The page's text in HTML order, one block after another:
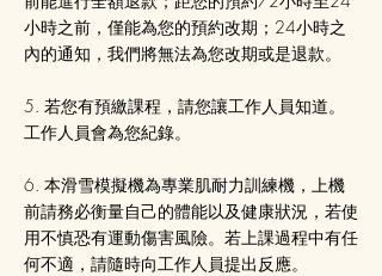
小時之前，僅能為您的預約改期；24小時之
內的通知，我們將無法為您改期或是退款。
5. 若您有預繳課程，請您讓工作人員知道。
工作人員會為您紀錄。
6. 本滑雪模擬機為專業肌耐力訓練機，上機
前請務必衡量自己的體能以及健康狀況，若使
用不慎恐有運動傷害風險。若上課過程中有任
何不適，請隨時向工作人員提出反應。